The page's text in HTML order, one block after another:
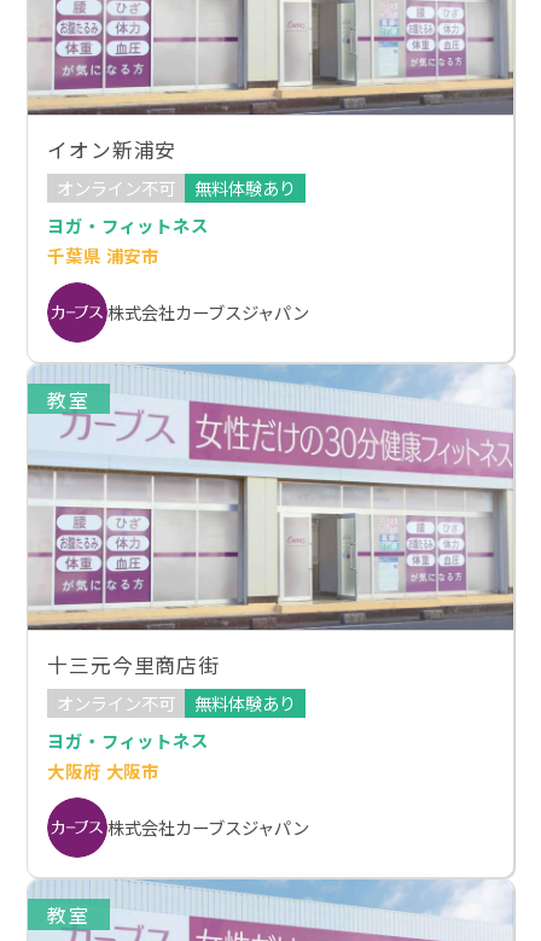
イオン新浦安
オンライン不可
無料体験あり
ヨガ・フィットネス
千葉県 浦安市
株式会社カーブスジャパン
教室
十三元今里商店街
オンライン不可
無料体験あり
ヨガ・フィットネス
大阪府 大阪市
株式会社カーブスジャパン
教室